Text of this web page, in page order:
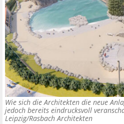
Wie sich die Architekten die neue
jedoch bereits eindrucksvoll
Leipzig/Rasbach Architekten